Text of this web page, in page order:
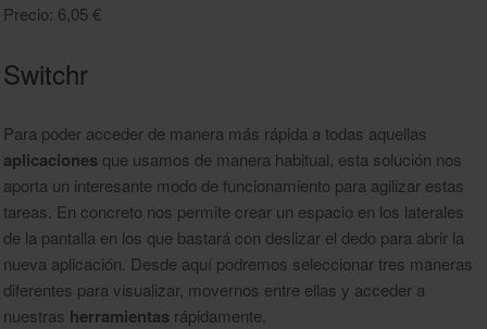
Precio: 6,05 €
Switchr
Para poder acceder de manera más rápida a todas aquellas
aplicaciones que usamos de manera habitual, esta solución nos
aporta un interesante modo de funcionamiento para agilizar estas
tareas. En concreto nos permite crear un espacio en los laterales
de la pantalla en los que bastará con deslizar el dedo para abrir la
nueva aplicación. Desde aquí podremos seleccionar tres maneras
diferentes para visualizar, movernos entre ellas y acceder a
nuestras herramientas rápidamente.